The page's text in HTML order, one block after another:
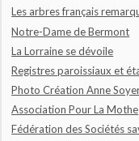
Les arbres français
Notre-Dame de Bermont
La Lorraine se dévoile
Registres paroissiaux et
Photo Création Anne
Association Pour La Mothe
Fédération des Sociétés